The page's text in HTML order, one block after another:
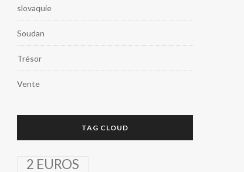
slovaquie
Soudan
Trésor
Vente
TAG CLOUD
2 EUROS